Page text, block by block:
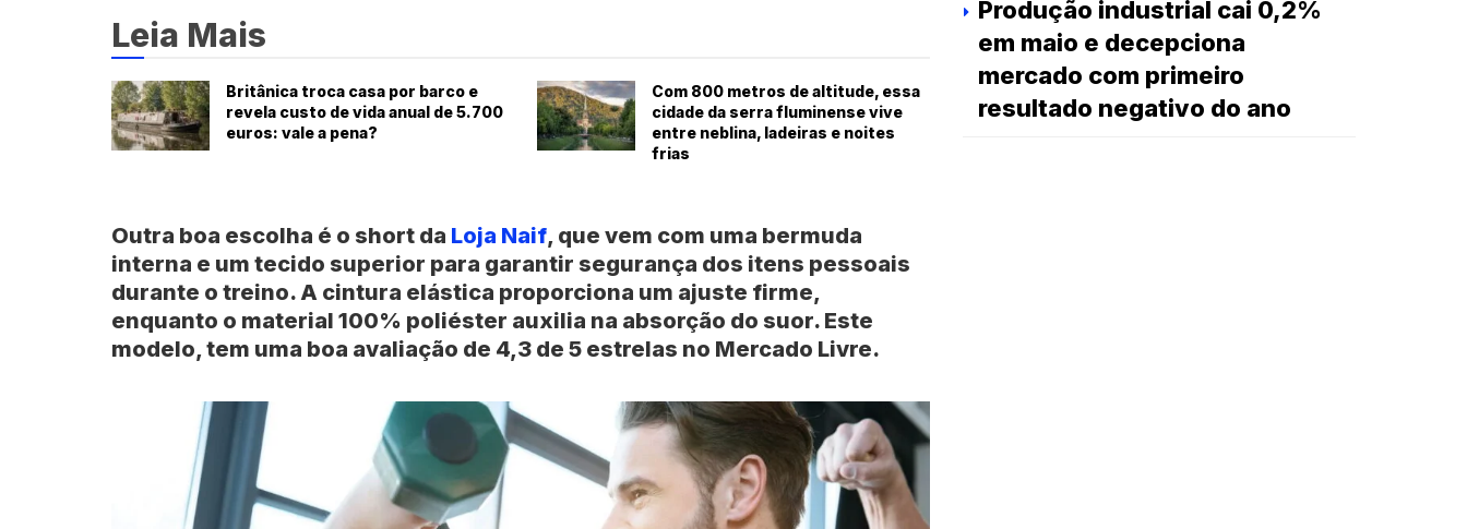
Leia Mais
Britânica troca casa por barco e
revela custo de vida anual de 5.700
euros: vale a pena?
Com 800 metros de altitude, essa
cidade da serra fluminense vive
entre neblina, ladeiras e noites
frias
Outra boa escolha é o short da Loja Naif, que vem com uma bermuda
interna e um tecido superior para garantir segurança dos itens pessoais
durante o treino. A cintura elástica proporciona um ajuste firme,
enquanto o material 100% poliéster auxilia na absorção do suor. Este
modelo, tem uma boa avaliação de 4,3 de 5 estrelas no Mercado Livre.
Produção industrial cai 0,2%
em maio e decepciona
mercado com primeiro
resultado negativo do ano